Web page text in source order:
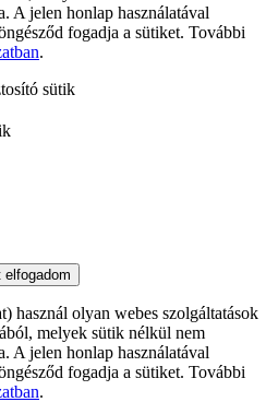
A jelen honlap használatával
fogadja a sütiket. További
.
sütik
elfogadom
használ olyan webes szolgáltatások
melyek sütik nélkül nem
A jelen honlap használatával
fogadja a sütiket. További
.